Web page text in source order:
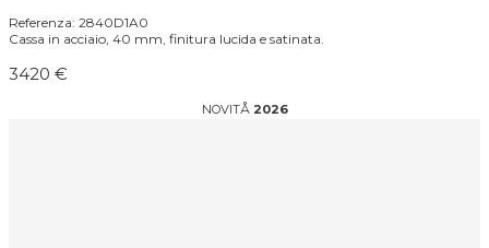
Referenza: 2840D1A0
Cassa in acciaio, 40 mm, finitura lucida e satinata.
3420 €
NOVITÅ 2026